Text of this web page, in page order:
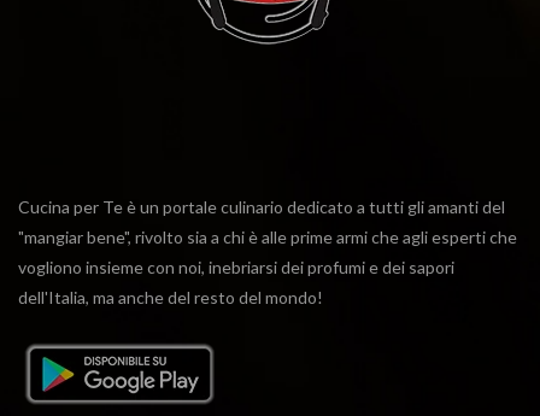
Cucina per Te è un portale culinario dedicato a tutti gli amanti del
"mangiar bene", rivolto sia a chi è alle prime armi che agli esperti che
vogliono insieme con noi, inebriarsi dei profumi e dei sapori
dell'Italia, ma anche del resto del mondo!